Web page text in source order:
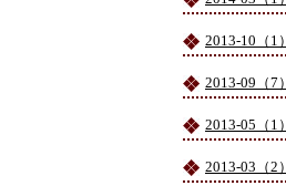
2013-10（1）
2013-09（7）
2013-05（1）
2013-03（2）